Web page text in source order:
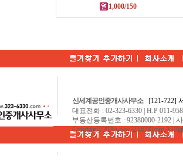
1,000/150
신세계공인중개사사무소[121-722]
대표전화 : 02-323-6330 | H.P 011-
부동산등록번호 : 92380000-2192 |
Copyrightⓒ 2026 www.323-6330.com. All